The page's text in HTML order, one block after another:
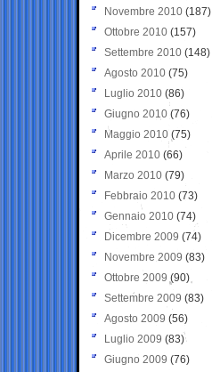
Novembre 2010 (187)
Ottobre 2010 (157)
Settembre 2010 (148)
Agosto 2010 (75)
Luglio 2010 (86)
Giugno 2010 (76)
Maggio 2010 (75)
Aprile 2010 (66)
Marzo 2010 (79)
Febbraio 2010 (73)
Gennaio 2010 (74)
Dicembre 2009 (74)
Novembre 2009 (83)
Ottobre 2009 (90)
Settembre 2009 (83)
Agosto 2009 (56)
Luglio 2009 (83)
Giugno 2009 (76)